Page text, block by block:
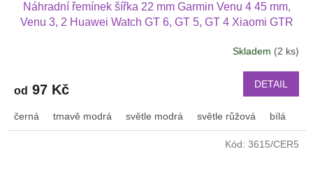
Náhradní řemínek šířka 22 mm Garmin Venu 4 45 mm,
Venu 3, 2 Huawei Watch GT 6, GT 5, GT 4 Xiaomi GTR
Skladem (2 ks)
od 97 Kč DETAIL
černá tmavě modrá světle modrá světle růžová bílá
Kód: 3615/CER5